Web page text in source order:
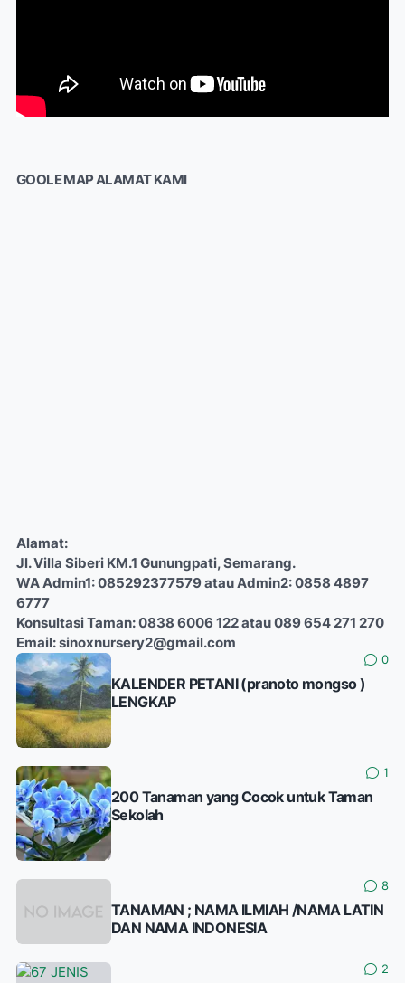
GOOLE MAP ALAMAT KAMI
Alamat:
Jl. Villa Siberi KM.1 Gunungpati, Semarang.
WA Admin1: 085292377579 atau Admin2: 0858 4897
6777
Konsultasi Taman: 0838 6006 122 atau 089 654 271 270
Email: sinoxnursery2@gmail.com
0
KALENDER PETANI (pranoto mongso )
LENGKAP
1
200 Tanaman yang Cocok untuk Taman
Sekolah
8
TANAMAN ; NAMA ILMIAH /NAMA LATIN
DAN NAMA INDONESIA
2